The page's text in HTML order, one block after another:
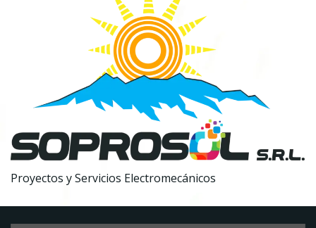
Proyectos y Servicios Electromecánicos